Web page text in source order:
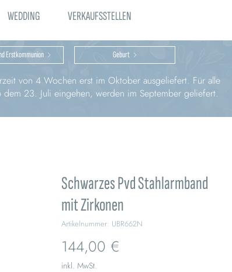
WEDDING VERKAUFSSTELLEN
Erstkommunion Geburt
von 4 Wochen erst im Oktober ausgeliefert. Für alle
23. Juli eingehen, werden im September geliefert.
Schwarzes Pvd Stahlarmband
mit Zirkonen
Artikelnummer: UBR662N
144,00 €
inkl. MwSt.